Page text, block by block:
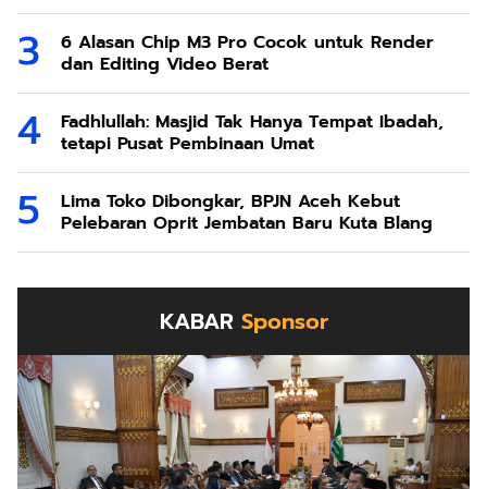
6 Alasan Chip M3 Pro Cocok untuk Render
dan Editing Video Berat
Fadhlullah: Masjid Tak Hanya Tempat Ibadah,
tetapi Pusat Pembinaan Umat
Lima Toko Dibongkar, BPJN Aceh Kebut
Pelebaran Oprit Jembatan Baru Kuta Blang
KABAR Sponsor